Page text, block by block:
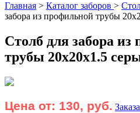
Главная > Каталог заборов >
забора из профильной трубы
Столб для забора
трубы 20х20х1.5
Цена от: 130, руб.